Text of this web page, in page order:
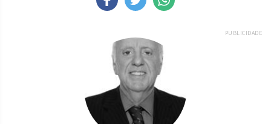
PUBLICIDADE